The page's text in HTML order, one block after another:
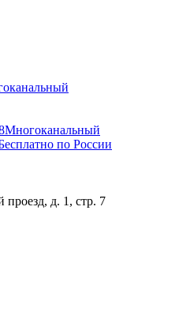
Многоканальный
по России
д. 1, стр. 7